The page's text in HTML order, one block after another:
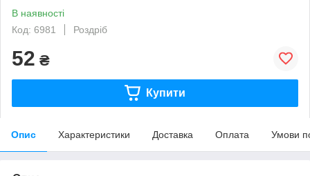
В наявності
Код: 6981
Роздріб
52 ₴
Купити
Опис Характеристики Доставка Оплата Умови